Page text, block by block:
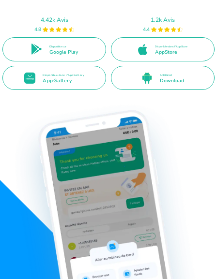
4.42k Avis
4.8
Disponible sur
Google Play
1.2k Avis
4.4
Disponible dans l’App Store
AppStore
Disponible dans l'AppGallery
AppGallery
APK Direct
Download